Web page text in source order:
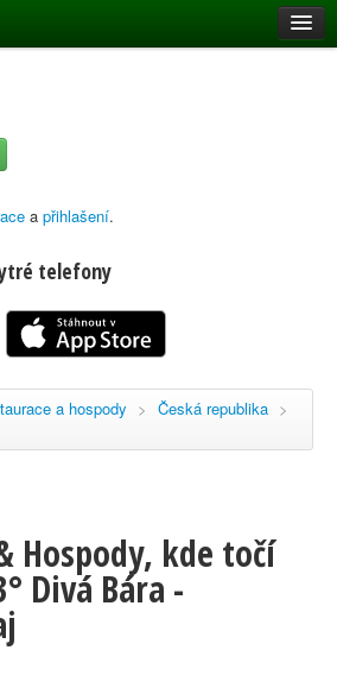
a přihlašení.
telefony
a hospody > Česká republika >
Hospody, kde točí
Divá Bára -